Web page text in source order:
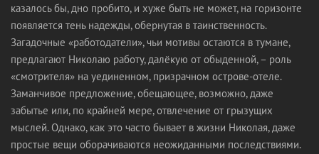
казалось бы, дно пробито, и хуже быть не может, на горизонте
появляется тень надежды, обернутая в таинственность.
Загадочные «работодатели», чьи мотивы остаются в тумане,
предлагают Николаю работу, далёкую от обыденной, – роль
«смотрителя» на уединенном, призрачном острове-отеле.
Заманчивое предложение, обещающее, возможно, даже
забытье или, по крайней мере, отвлечение от грызущих
мыслей. Однако, как это часто бывает в жизни Николая, даже
простые вещи оборачиваются неожиданными последствиями.